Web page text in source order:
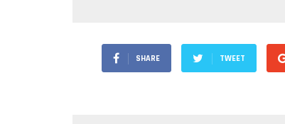
SHARE TWEET